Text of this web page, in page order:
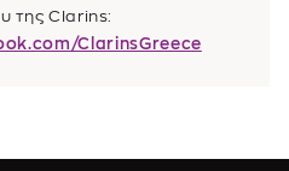
της Clarins:
ClarinsGreece